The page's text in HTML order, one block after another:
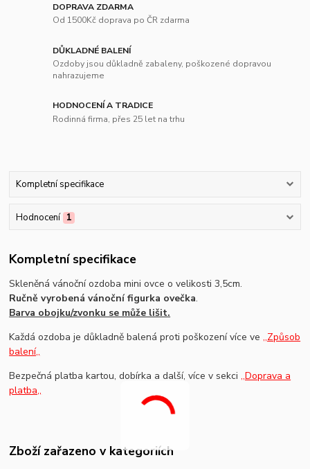
DOPRAVA ZDARMA
Od 1500Kč doprava po ČR zdarma
DŮKLADNÉ BALENÍ
Ozdoby jsou důkladně zabaleny, poškozené dopravou
nahrazujeme
HODNOCENÍ A TRADICE
Rodinná firma, přes 25 let na trhu
Kompletní specifikace
Hodnocení 1
Kompletní specifikace
Skleněná vánoční ozdoba mini ovce o velikosti 3,5cm.
Ručně vyrobená vánoční figurka ovečka.
Barva obojku/zvonku se může lišit.
Každá ozdoba je důkladně balená proti poškození více ve,,Způsob
balení,,
Bezpečná platba kartou, dobírka a další, více v sekci,,Doprava a
platba,,
Zboží zařazeno v kategoriích